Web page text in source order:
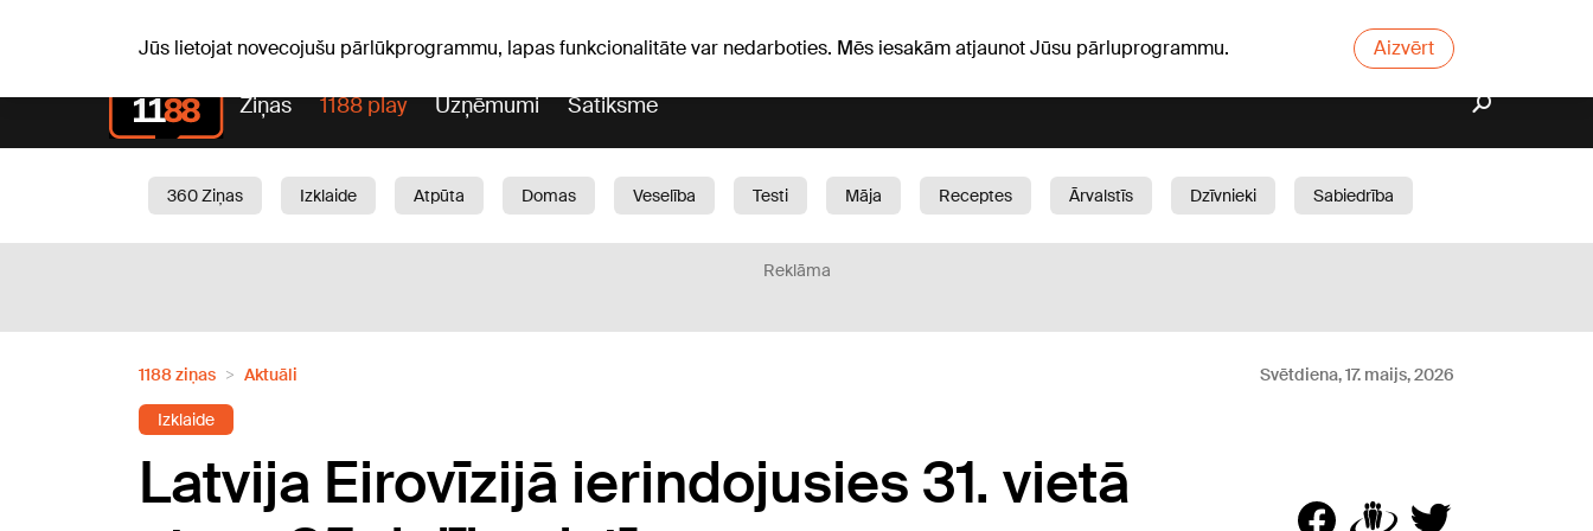
Jūs lietojat novecojušu pārlūkprogrammu, lapas funkcionalitāte var nedarboties. Mēs iesakām atjaunot Jūsu pārluprogrammu. Aizvērt
Ziņas 1188 play Uzņēmumi Satiksme
360 Ziņas Izklaide Atpūta Domas Veselība Testi Māja Receptes Ārvalstīs Dzīvnieki
Sabiedrība
Reklāma
1188 ziņas Aktuāli Svētdiena, 17. maijs, 2026
Izklaide
Latvija Eirovīzijā ierindojusies 31. vietā